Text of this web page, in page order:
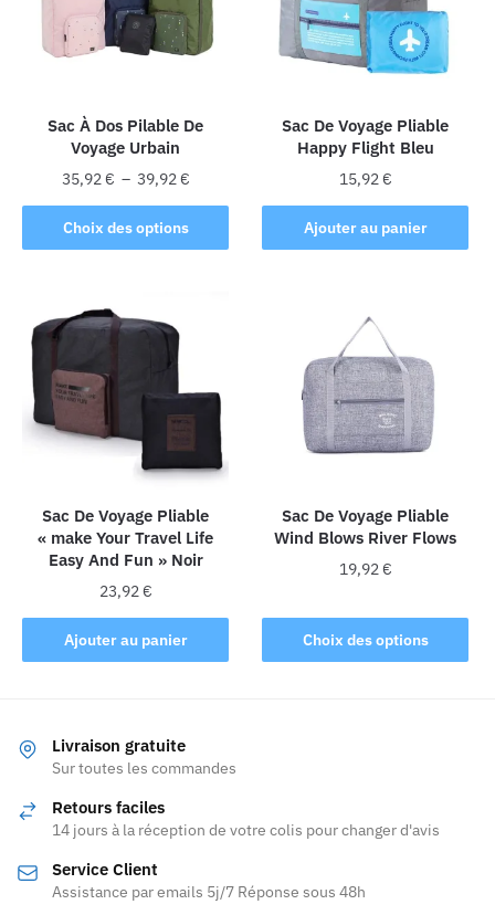
Sac À Dos Pilable De
Voyage Urbain
35,92€ – 39,92€Plage
de
prix :
35,92 €
Choix des options
Ce
produit
variations.
options
être
choisies
la
page
du
produit
Sac De Voyage Pliable
Happy Flight Bleu
15,92€
Ajouter au panier
Sac De Voyage Pliable
« make Your Travel Life
Easy And Fun » Noir
23,92€
Ajouter au panier
Sac De Voyage Pliable
Wind Blows River Flows
19,92€
Choix des options
produit
a
être
la
Livraison gratuite
Sur toutes les commandes
Retours faciles
14 jours à la réception de votre colis pour changer d'avis
Service Client
Assistance par emails 5j/7 Réponse sous 48h